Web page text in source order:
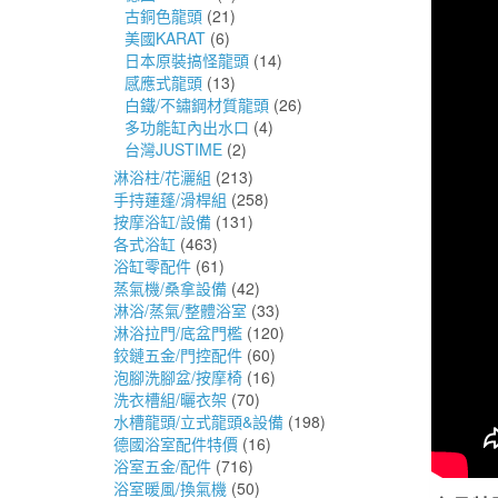
古銅色龍頭 (21)
美國KARAT (6)
日本原裝搞怪龍頭 (14)
感應式龍頭 (13)
白鐵/不鏽鋼材質龍頭 (26)
多功能缸內出水口 (4)
台灣JUSTIME (2)
淋浴柱/花灑組 (213)
手持蓮蓬/滑桿組 (258)
按摩浴缸/設備 (131)
各式浴缸 (463)
浴缸零配件 (61)
蒸氣機/桑拿設備 (42)
淋浴/蒸氣/整體浴室 (33)
淋浴拉門/底盆門檻 (120)
鉸鏈五金/門控配件 (60)
泡腳洗腳盆/按摩椅 (16)
洗衣槽組/曬衣架 (70)
水槽龍頭/立式龍頭&設備 (198)
德國浴室配件特價 (16)
浴室五金/配件 (716)
浴室暖風/換氣機 (50)